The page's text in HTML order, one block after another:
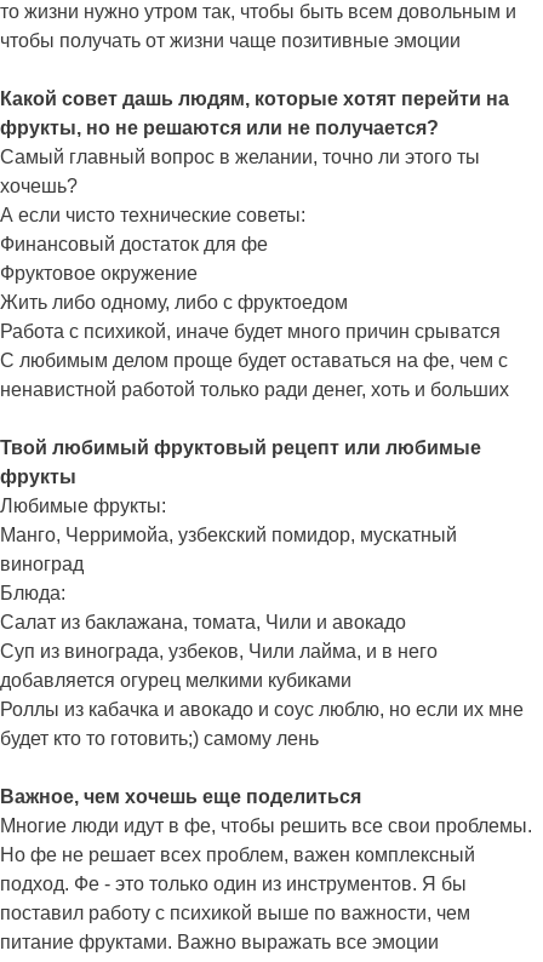
то жизни нужно утром так, чтобы быть всем довольным и
чтобы получать от жизни чаще позитивные эмоции
Какой совет дашь людям, которые хотят перейти на
фрукты, но не решаются или не получается?
Самый главный вопрос в желании, точно ли этого ты
хочешь?
А если чисто технические советы:
Финансовый достаток для фе
Фруктовое окружение
Жить либо одному, либо с фруктоедом
Работа с психикой, иначе будет много причин срыватся
С любимым делом проще будет оставаться на фе, чем с
ненавистной работой только ради денег, хоть и больших
Твой любимый фруктовый рецепт или любимые
фрукты
Любимые фрукты:
Манго, Черримойа, узбекский помидор, мускатный
виноград
Блюда:
Салат из баклажана, томата, Чили и авокадо
Суп из винограда, узбеков, Чили лайма, и в него
добавляется огурец мелкими кубиками
Роллы из кабачка и авокадо и соус люблю, но если их мне
будет кто то готовить;) самому лень
Важное, чем хочешь еще поделиться
Многие люди идут в фе, чтобы решить все свои проблемы.
Но фе не решает всех проблем, важен комплексный
подход. Фе - это только один из инструментов. Я бы
поставил работу с психикой выше по важности, чем
питание фруктами. Важно выражать все эмоции